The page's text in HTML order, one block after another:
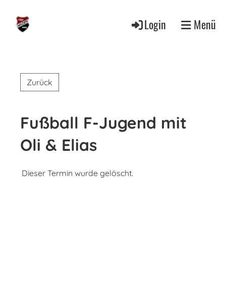
Login Menü
Zurück
Fußball F-Jugend mit
Oli & Elias
Dieser Termin wurde gelöscht.